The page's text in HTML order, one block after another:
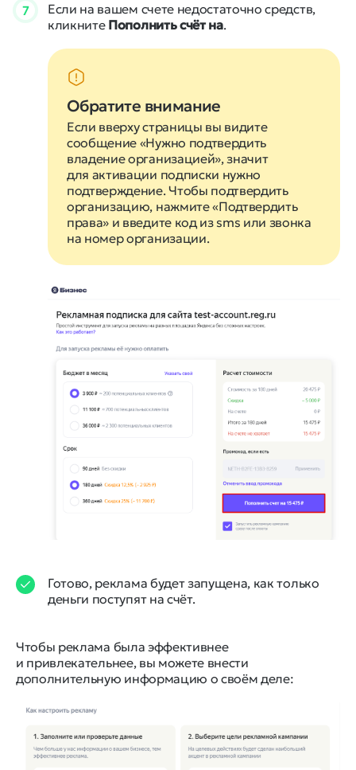
7
Если на вашем счете недостаточно средств,
кликните Пополнить счёт на.
Обратите внимание
Если вверху страницы вы видите
сообщение «Нужно подтвердить
владение организацией», значит
для активации подписки нужно
подтверждение. Чтобы подтвердить
организацию, нажмите «Подтвердить
права» и введите код из sms или звонка
на номер организации.
Готово, реклама будет запущена, как только
деньги поступят на счёт.
Чтобы реклама была эффективнее
и привлекательнее, вы можете внести
дополнительную информацию о своём деле: